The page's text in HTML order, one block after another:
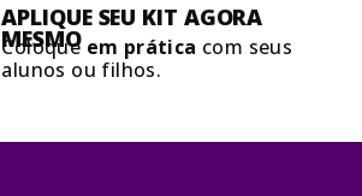
APLIQUE SEU KIT AGORA
MESMO
Coloque em prática com seus
alunos ou filhos.